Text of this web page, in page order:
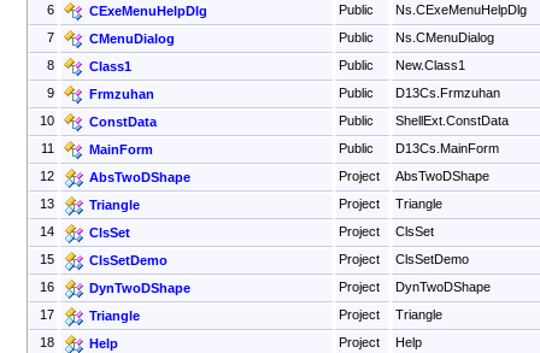
6
CExeMenuHelpDlg Public
Ns.CExeMenuHelpDlg
7
CMenuDialog Public
Ns.CMenuDialog
8
Class1 Public
New.Class1
9
Frmzuhan Public
D13Cs.Frmzuhan
10
ConstData Public
ShellExt.ConstData
11
MainForm Public
D13Cs.MainForm
12
AbsTwoDShape Project
AbsTwoDShape
13
Triangle Project
Triangle
14
ClsSet Project
ClsSet
15
ClsSetDemo Project
ClsSetDemo
16
DynTwoDShape Project
DynTwoDShape
17
Triangle Project
Triangle
18
Help Project
Help